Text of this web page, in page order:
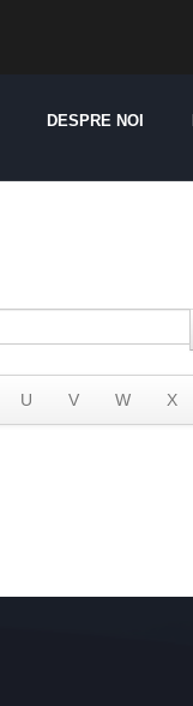
DESPRE NOI
U V W X